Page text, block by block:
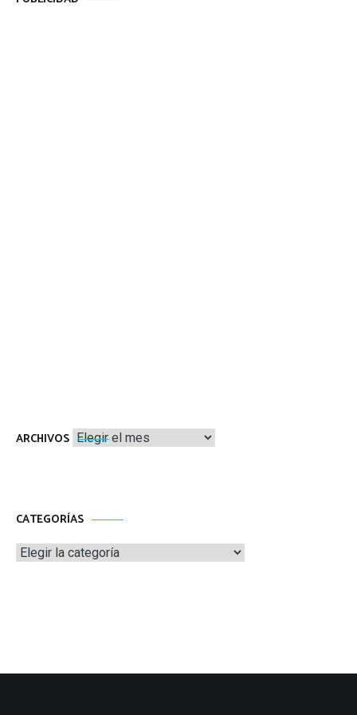
ARCHIVOS Archivos
CATEGORÍAS
Categorías